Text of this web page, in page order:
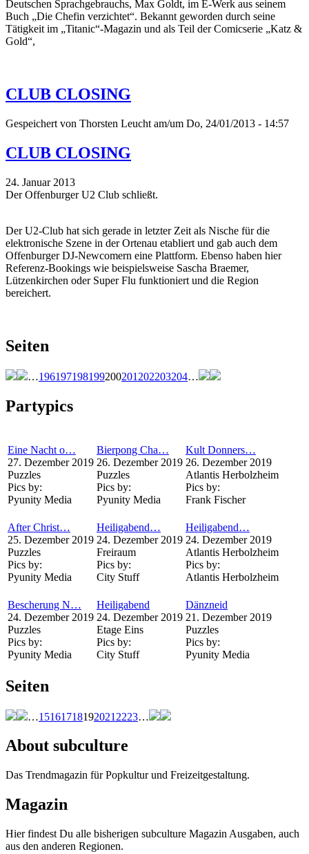
Deutschen Sprachgebrauchs, Max Goldt, im E-Werk aus seinem
Buch „Die Chefin verzichtet“. Bekannt geworden durch seine
Tätigkeit im „Titanic“-Magazin und als Teil der Comicserie „Katz &
Gold“,
CLUB CLOSING
Gespeichert von Thorsten Leucht am/um Do, 24/01/2013 - 14:57
CLUB CLOSING
24. Januar 2013
Der Offenburger U2 Club schließt.
Der U2-Club hat sich gerade in letzter Zeit als Nische für die
elektronische Szene in der Ortenau etabliert und gab auch dem
Offenburger DJ-Newcomern eine Plattform. Ebenso haben hier
Referenz-Bookings wie beispielsweise Sascha Braemer,
Lützenkirchen oder Super Flu funktioniert und die Region
bereichert.
Seiten
…196197198199200201 202203204…
Partypics
Eine Nacht o…
27. Dezember 2019
Puzzles
Pics by:
Pyunity Media
Bierpong Cha…
26. Dezember 2019
Puzzles
Pics by:
Pyunity Media
Kult Donners…
26. Dezember 2019
Atlantis Herbolzheim
Pics by:
Frank Fischer
After Christ…
25. Dezember 2019
Puzzles
Pics by:
Pyunity Media
Heiligabend…
24. Dezember 2019
Freiraum
Pics by:
City Stuff
Heiligabend…
24. Dezember 2019
Atlantis Herbolzheim
Pics by:
Atlantis Herbolzheim
Bescherung N…
24. Dezember 2019
Puzzles
Pics by:
Pyunity Media
Heiligabend
24. Dezember 2019
Etage Eins
Pics by:
City Stuff
Dänzneid
21. Dezember 2019
Puzzles
Pics by:
Pyunity Media
Seiten
…15161718192021 2223…
About subculture
Das Trendmagazin für Popkultur und Freizeitgestaltung.
Magazin
Hier findest Du alle bisherigen subculture Magazin Ausgaben, auch
aus den anderen Regionen.